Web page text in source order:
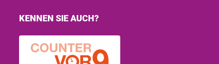
KENNEN SIE AUCH?